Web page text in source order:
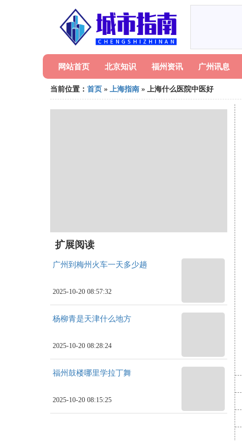
网站首页 北京知识 福州资讯 广州讯息
当前位置： 首页 » 上海指南 » 上海什么医院中医好
扩展阅读
广州到梅州火车一天多少趟
2025-10-20 08:57:32
杨柳青是天津什么地方
2025-10-20 08:28:24
福州鼓楼哪里学拉丁舞
2025-10-20 08:15:25